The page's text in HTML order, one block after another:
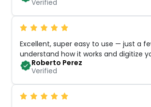
Verified
Excellent, super easy to use — just a
understand how it works and digitize
Roberto Perez
Verified